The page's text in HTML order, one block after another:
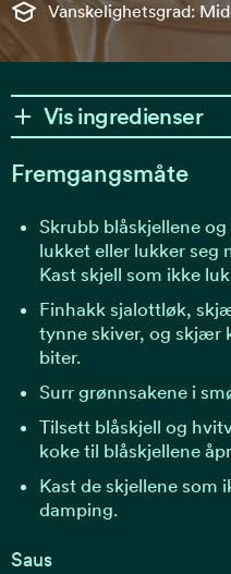
Vanskelighetsgrad:
Vis ingredienser
Fremgangsmåte
Skrubb blåskjellene
lukket eller lukker seg
Kast skjell som ikke
Finhakk sjalottløk,
tynne skiver, og skjær
biter.
Surr grønnsakene i
Tilsett blåskjell og
koke til blåskjellene
Kast de skjellene som
damping.
Saus